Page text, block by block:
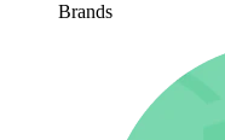
Brands